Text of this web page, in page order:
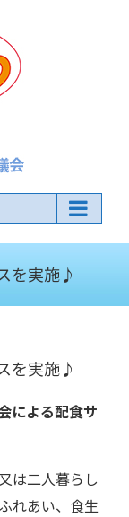
を実施♪
を実施♪
による配食サ
は二人暮らし
れあい、食生